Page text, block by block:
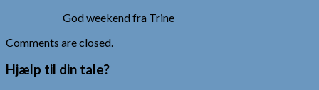
God weekend fra Trine
Comments are closed.
Hjælp til din tale?